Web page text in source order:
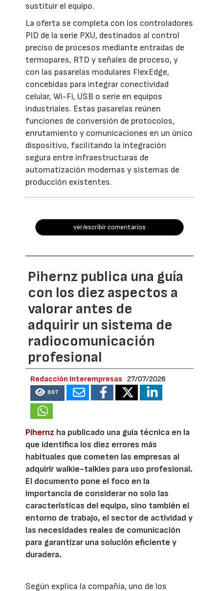
sustituir el equipo.
La oferta se completa con los controladores
PID de la serie PXU, destinados al control
preciso de procesos mediante entradas de
termopares, RTD y señales de proceso, y
con las pasarelas modulares FlexEdge,
concebidas para integrar conectividad
celular, Wi-Fi, USB o serie en equipos
industriales. Estas pasarelas reúnen
funciones de conversión de protocolos,
enrutamiento y comunicaciones en un único
dispositivo, facilitando la integración
segura entre infraestructuras de
automatización modernas y sistemas de
producción existentes.
ver/escribir comentarios
Pihernz publica una guía
con los diez aspectos a
valorar antes de
adquirir un sistema de
radiocomunicación
profesional
Redacción Interempresas 27/07/2026
897
Pihernz ha publicado una guía técnica en la
que identifica los diez errores más
habituales que cometen las empresas al
adquirir walkie-talkies para uso profesional.
El documento pone el foco en la
importancia de considerar no solo las
características del equipo, sino también el
entorno de trabajo, el sector de actividad y
las necesidades reales de comunicación
para garantizar una solución eficiente y
duradera.
Según explica la compañía, uno de los